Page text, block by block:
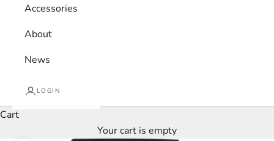
Accessories
About
News
LOGIN
Cart
Your cart is empty